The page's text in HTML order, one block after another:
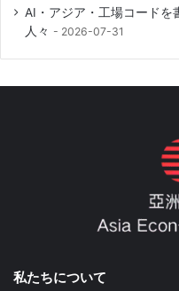
AI・アジア・工場コードを
人々
2026-07-31
私たちについて